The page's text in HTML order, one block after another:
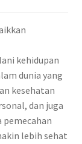
kehidupan
dunia yang
kesehatan
dan juga
pemecahan
lebih sehat